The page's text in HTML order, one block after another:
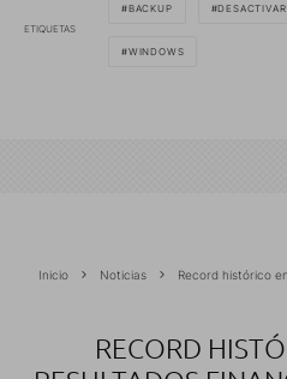
ETIQUETAS
BACKUP DESACTIVAR
WINDOWS
Inicio Noticias Record histórico
RECORD